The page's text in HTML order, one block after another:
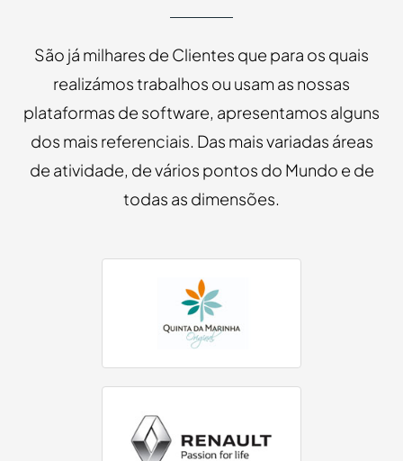
São já milhares de Clientes que para os quais
realizámos trabalhos ou usam as nossas
plataformas de software, apresentamos alguns
dos mais referenciais. Das mais variadas áreas
de atividade, de vários pontos do Mundo e de
todas as dimensões.